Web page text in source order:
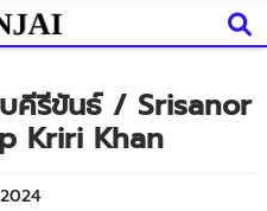
บคีรีขันธ์ / Srisanor
Kriri Khan